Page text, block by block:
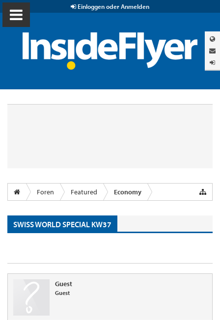
Einloggen oder Anmelden
Foren Featured Economy
SWISS WORLD SPECIAL KW37
Guest
Guest